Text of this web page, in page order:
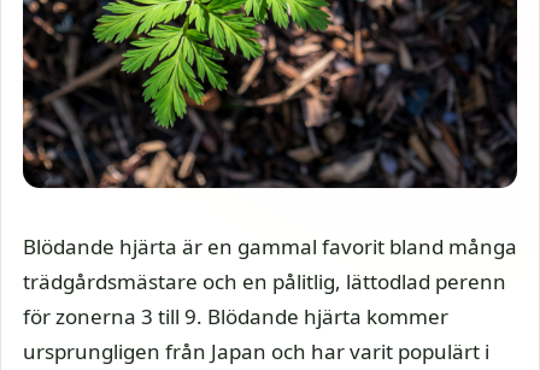
Blödande hjärta är en gammal favorit bland många
trädgårdsmästare och en pålitlig, lättodlad perenn
för zonerna 3 till 9. Blödande hjärta kommer
ursprungligen från Japan och har varit populärt i